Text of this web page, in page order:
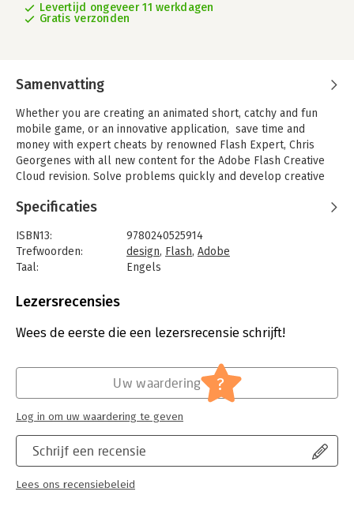
Levertijd ongeveer 11 werkdagen
Gratis verzonden
Samenvatting
Whether you are creating an animated short, catchy and fun
mobile game, or an innovative application, save time and
money with expert cheats by renowned Flash Expert, Chris
Georgenes with all new content for the Adobe Flash Creative
Cloud revision. Solve problems quickly and develop creative
Chris Georgenes shows you how to work from the problem to
commissioned to create a job and is working on a deadline and
to a budget. Many of these walkthroughs are real-world client
projects, with the source files supplied for you to open and
discover how to: center your stage, utilize the retina display
content, and how to use the Adobe Creative Cloud to your
Put the Adobe Flash CC cheats to the test with the
downloadable Flash source files, examples and video tutorials,
and a creative commons game, developed with Adobe, to
demonstrate the new functionality of CC!
Specificaties
ISBN13:
9780240525914
Trefwoorden:
design, Flash, Adobe
Taal:
Engels
Aantal pagina's:
Verschijningsdatum:
11-4-2014
IT-management / ICT
Lezersrecensies
Wees de eerste die een lezersrecensie schrijft!
Schrijf een recensie
Lees ons recensiebeleid
Uw waardering ?
Log in om uw waardering te geven